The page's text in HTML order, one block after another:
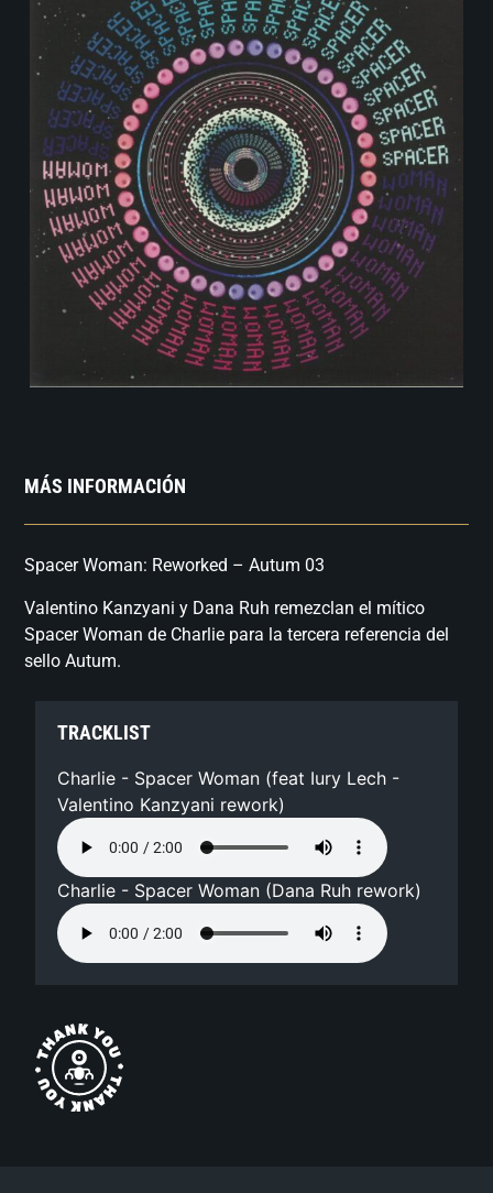
MÁS INFORMACIÓN
Spacer Woman: Reworked – Autum 03
Valentino Kanzyani y Dana Ruh remezclan el mítico
Spacer Woman de Charlie para la tercera referencia del
sello Autum.
TRACKLIST
Charlie - Spacer Woman (feat Iury Lech -
Valentino Kanzyani rework)
Charlie - Spacer Woman (Dana Ruh rework)